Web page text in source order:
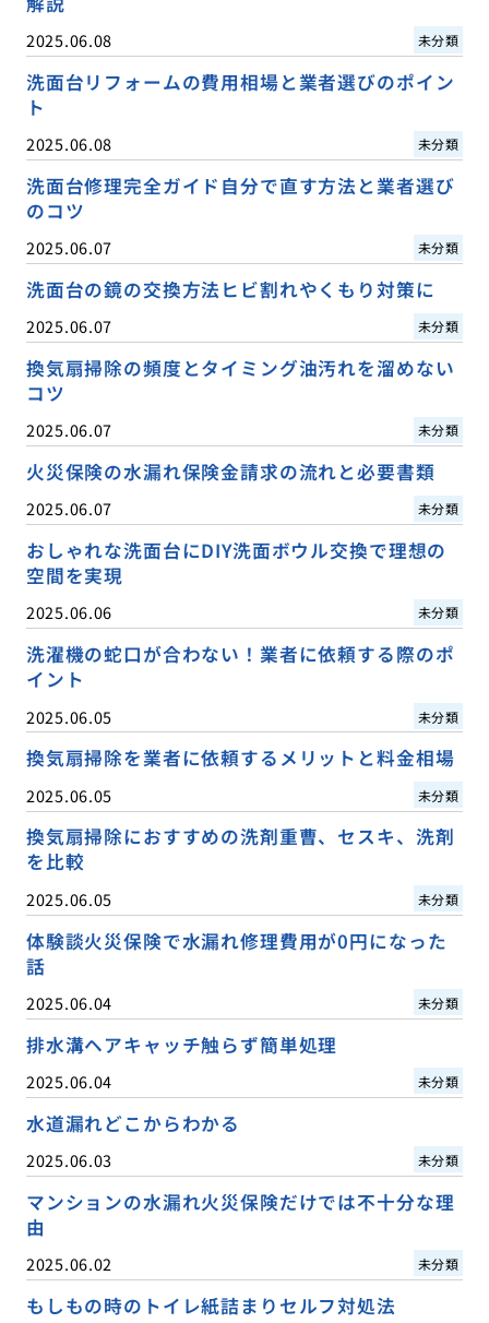
2025.06.08 未分類
洗面台リフォームの費用相場と業者選びのポイン
ト
2025.06.08 未分類
洗面台修理完全ガイド自分で直す方法と業者選び
のコツ
2025.06.07 未分類
洗面台の鏡の交換方法ヒビ割れやくもり対策に
2025.06.07 未分類
換気扇掃除の頻度とタイミング油汚れを溜めない
コツ
2025.06.07 未分類
火災保険の水漏れ保険金請求の流れと必要書類
2025.06.07 未分類
おしゃれな洗面台にDIY洗面ボウル交換で理想の
空間を実現
2025.06.06 未分類
洗濯機の蛇口が合わない！業者に依頼する際のポ
イント
2025.06.05 未分類
換気扇掃除を業者に依頼するメリットと料金相場
2025.06.05 未分類
換気扇掃除におすすめの洗剤重曹、セスキ、洗剤
を比較
2025.06.05 未分類
体験談火災保険で水漏れ修理費用が0円になった
話
2025.06.04 未分類
排水溝ヘアキャッチ触らず簡単処理
2025.06.04 未分類
水道漏れどこからわかる
2025.06.03 未分類
マンションの水漏れ火災保険だけでは不十分な理
由
2025.06.02 未分類
もしもの時のトイレ紙詰まりセルフ対処法